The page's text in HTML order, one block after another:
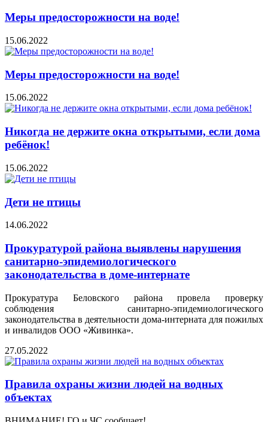
Меры предосторожности на воде!
15.06.2022
Меры предосторожности на воде!
15.06.2022
Никогда не держите окна открытыми, если дома
ребёнок!
15.06.2022
Дети не птицы
14.06.2022
Прокуратурой района выявлены нарушения
санитарно-эпидемиологического
законодательства в доме-интернате
Прокуратура Беловского района провела проверку
соблюдения санитарно-эпидемиологического
законодательства в деятельности дома-интерната для пожилых
и инвалидов ООО «Живинка».
27.05.2022
Правила охраны жизни людей на водных
объектах